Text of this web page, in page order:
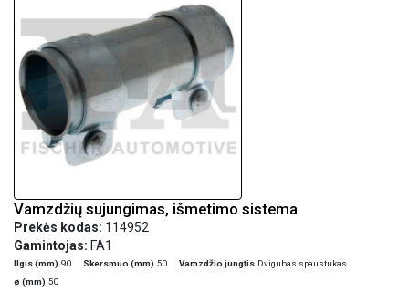
Vamzdžių sujungimas, išmetimo sistema
Prekės kodas: 114952
Gamintojas: FA1
Ilgis (mm) 90 Skersmuo (mm) 50 Vamzdžio jungtis Dvigubas spaustukas
ø (mm) 50